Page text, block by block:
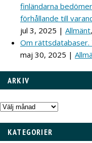
finländarna
förhållande till
jul 3, 2025 | Allmänt,
Om rättsdatabaser.
maj 30, 2025 |
ARKIV
Arkiv
KATEGORIER